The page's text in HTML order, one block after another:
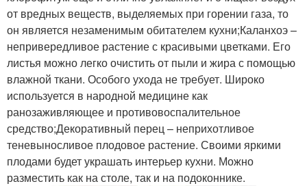
от вредных веществ, выделяемых при горении газа, то
он является незаменимым обитателем кухни;Каланхоэ –
непривередливое растение с красивыми цветками. Его
листья можно легко очистить от пыли и жира с помощью
влажной ткани. Особого ухода не требует. Широко
используется в народной медицине как
ранозаживляющее и противовоспалительное
средство;Декоративный перец – неприхотливое
теневыносливое плодовое растение. Своими яркими
плодами будет украшать интерьер кухни. Можно
разместить как на столе, так и на подоконнике.